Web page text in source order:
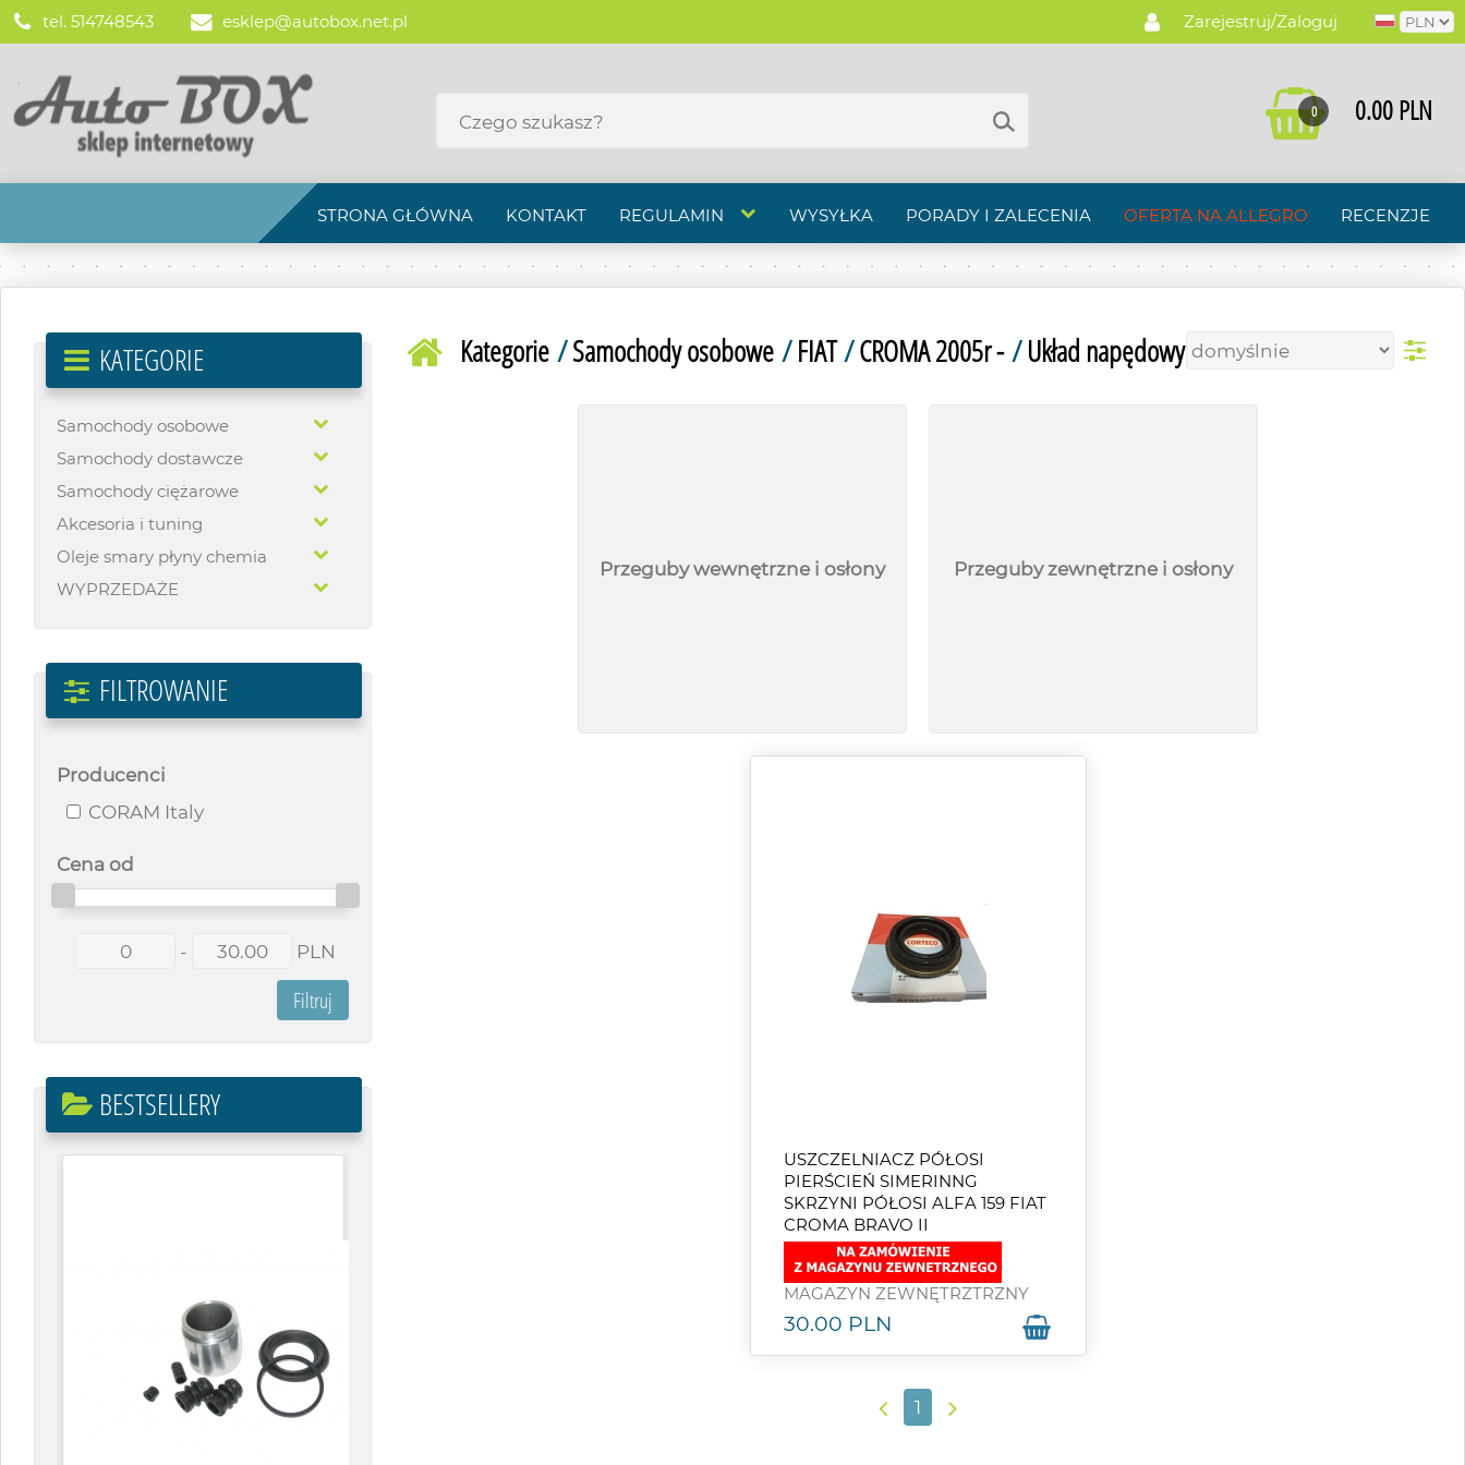
Zarejestruj/Zaloguj
tel. 514748543 esklep@autobox.net.pl
0.00 PLN
0
STRONA GŁÓWNA KONTAKT REGULAMIN WYSYŁKA PORADY I ZALECENIA OFERTA NA ALLEGRO RECENZJE
KATEGORIE
Samochody osobowe
Samochody dostawcze
Samochody ciężarowe
Akcesoria i tuning
Oleje smary płyny chemia
WYPRZEDAŻE
FILTROWANIE
Producenci
CORAM Italy
Cena od
- PLN
BESTSELLERY
Kategorie/Samochody osobowe/FIAT/CROMA 2005r -/Układ napędowy
Przeguby wewnętrzne i osłony Przeguby zewnętrzne i osłony
USZCZELNIACZ PÓŁOSI
PIERŚCIEŃ SIMERINNG
SKRZYNI PÓŁOSI ALFA 159 FIAT
CROMA BRAVO II
MAGAZYN ZEWNĘTRZTRZNY
30.00 PLN
1